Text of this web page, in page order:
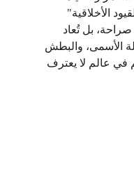
الأخلاقية"
صراحة، بل تُعاد
الأسمى، والبطش
في عالم لا يعترف